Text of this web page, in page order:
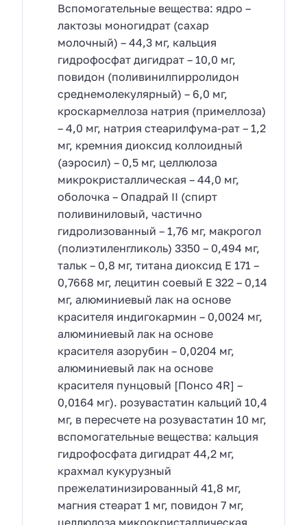
Вспомогательные вещества: ядро –
лактозы моногидрат (сахар
молочный) – 44,3 мг, кальция
гидрофосфат дигидрат – 10,0 мг,
повидон (поливинилпирролидон
среднемолекулярный) – 6,0 мг,
кроскармеллоза натрия (примеллоза)
– 4,0 мг, натрия стеарилфума-рат – 1,2
мг, кремния диоксид коллоидный
(аэросил) – 0,5 мг, целлюлоза
микрокристаллическая – 44,0 мг,
оболочка – Опадрай II (спирт
поливиниловый, частично
гидролизованный – 1,76 мг, макрогол
(полиэтиленгликоль) 3350 – 0,494 мг,
тальк – 0,8 мг, титана диоксид Е 171 –
0,7668 мг, лецитин соевый Е 322 – 0,14
мг, алюминиевый лак на основе
красителя индигокармин – 0,0024 мг,
алюминиевый лак на основе
красителя азорубин – 0,0204 мг,
алюминиевый лак на основе
красителя пунцовый [Понсо 4R] –
0,0164 мг). розувастатин кальций 10,4
мг, в пересчете на розувастатин 10 мг,
вспомогательные вещества: кальция
гидрофосфата дигидрат 44,2 мг,
крахмал кукурузный
прежелатинизированный 41,8 мг,
магния стеарат 1 мг, повидон 7 мг,